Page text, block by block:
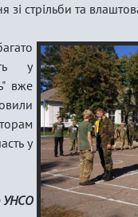
зі стрільби та
у
вже
у
УНСО